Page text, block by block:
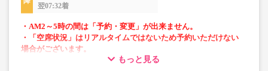
翌07:32着
・AM2～5時の間は「予約・変更」が出来ません。
・「空席状況」はリアルタイムではないため予約いただけない
場合がございます。
・車両は予告なく変更となる場合がございます。これに伴い、
もっと見る